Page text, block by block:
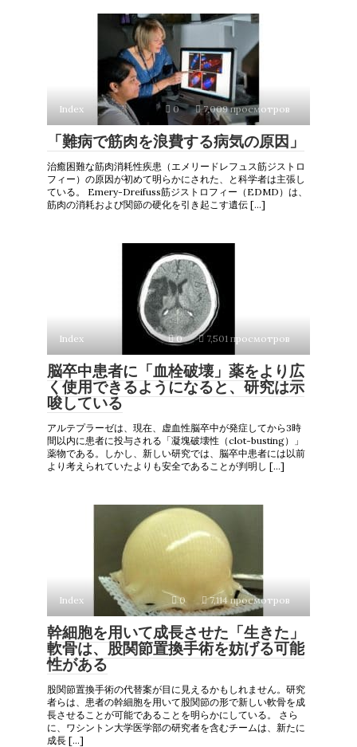
Index 0 7,009 просмотров
「難病で筋肉を浪費する病気の原因」
治癒困難な筋肉消耗性疾患（エメリードレフュス筋ジストロ
フィー）の原因が初めて明らかにされた、と科学者は主張し
ている。 Emery-Dreifuss筋ジストロフィー（EDMD）は、
筋肉の消耗および関節の硬化を引き起こす遺伝 […]
Index 0 7,501 просмотров
脳卒中患者に「血栓破壊」薬をより広
く使用できるようになると、研究は示
唆している
アルテプラーゼは、現在、虚血性脳卒中が発症してから3時
間以内に患者に投与される「凝塊破壊性（clot-busting）」
薬物である。しかし、新しい研究では、脳卒中患者には以前
より考えられていたよりも安全であることが判明し […]
Index 0 7,114 просмотров
幹細胞を用いて成長させた「生きた」
軟骨は、股関節置換手術を妨げる可能
性がある
股関節置換手術の代替案が目に見えるかもしれません。研究
者らは、患者の幹細胞を用いて股関節の形で新しい軟骨を成
長させることが可能であることを明らかにしている。 さら
に、ワシントン大学医学部の研究者を含むチームは、新たに
成長 […]